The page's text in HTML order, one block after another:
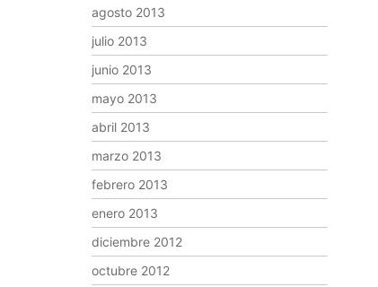
agosto 2013
julio 2013
junio 2013
mayo 2013
abril 2013
marzo 2013
febrero 2013
enero 2013
diciembre 2012
octubre 2012